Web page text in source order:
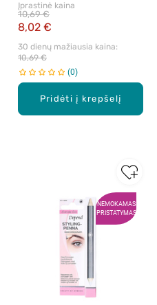
Pridėti į krepšelį
Įprastinė kaina
8,02 €
10,69 €
30 dienų mažiausia kaina:
10,69 €
0
NEMOKAMAS
PRISTATYMAS